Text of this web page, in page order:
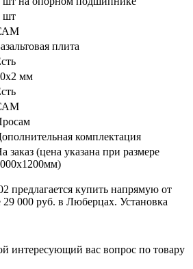
шт
плита
мм
комплектация
заказ (цена указана при размере
предлагается купить напрямую от
29 000 руб. в Люберцах. Установка
интересующий вас вопрос по товару